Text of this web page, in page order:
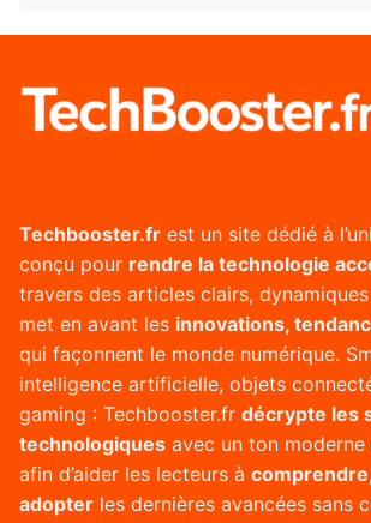
Techbooster.fr est un site dédié à
conçu pour rendre la technologie
travers des articles clairs,
met en avant les innovations,
qui façonnent le monde numérique.
intelligence artificielle, objets
gaming : Techbooster.fr décrypte les
technologiques avec un ton moderne
afin d’aider les lecteurs à
adopter les dernières avancées sans